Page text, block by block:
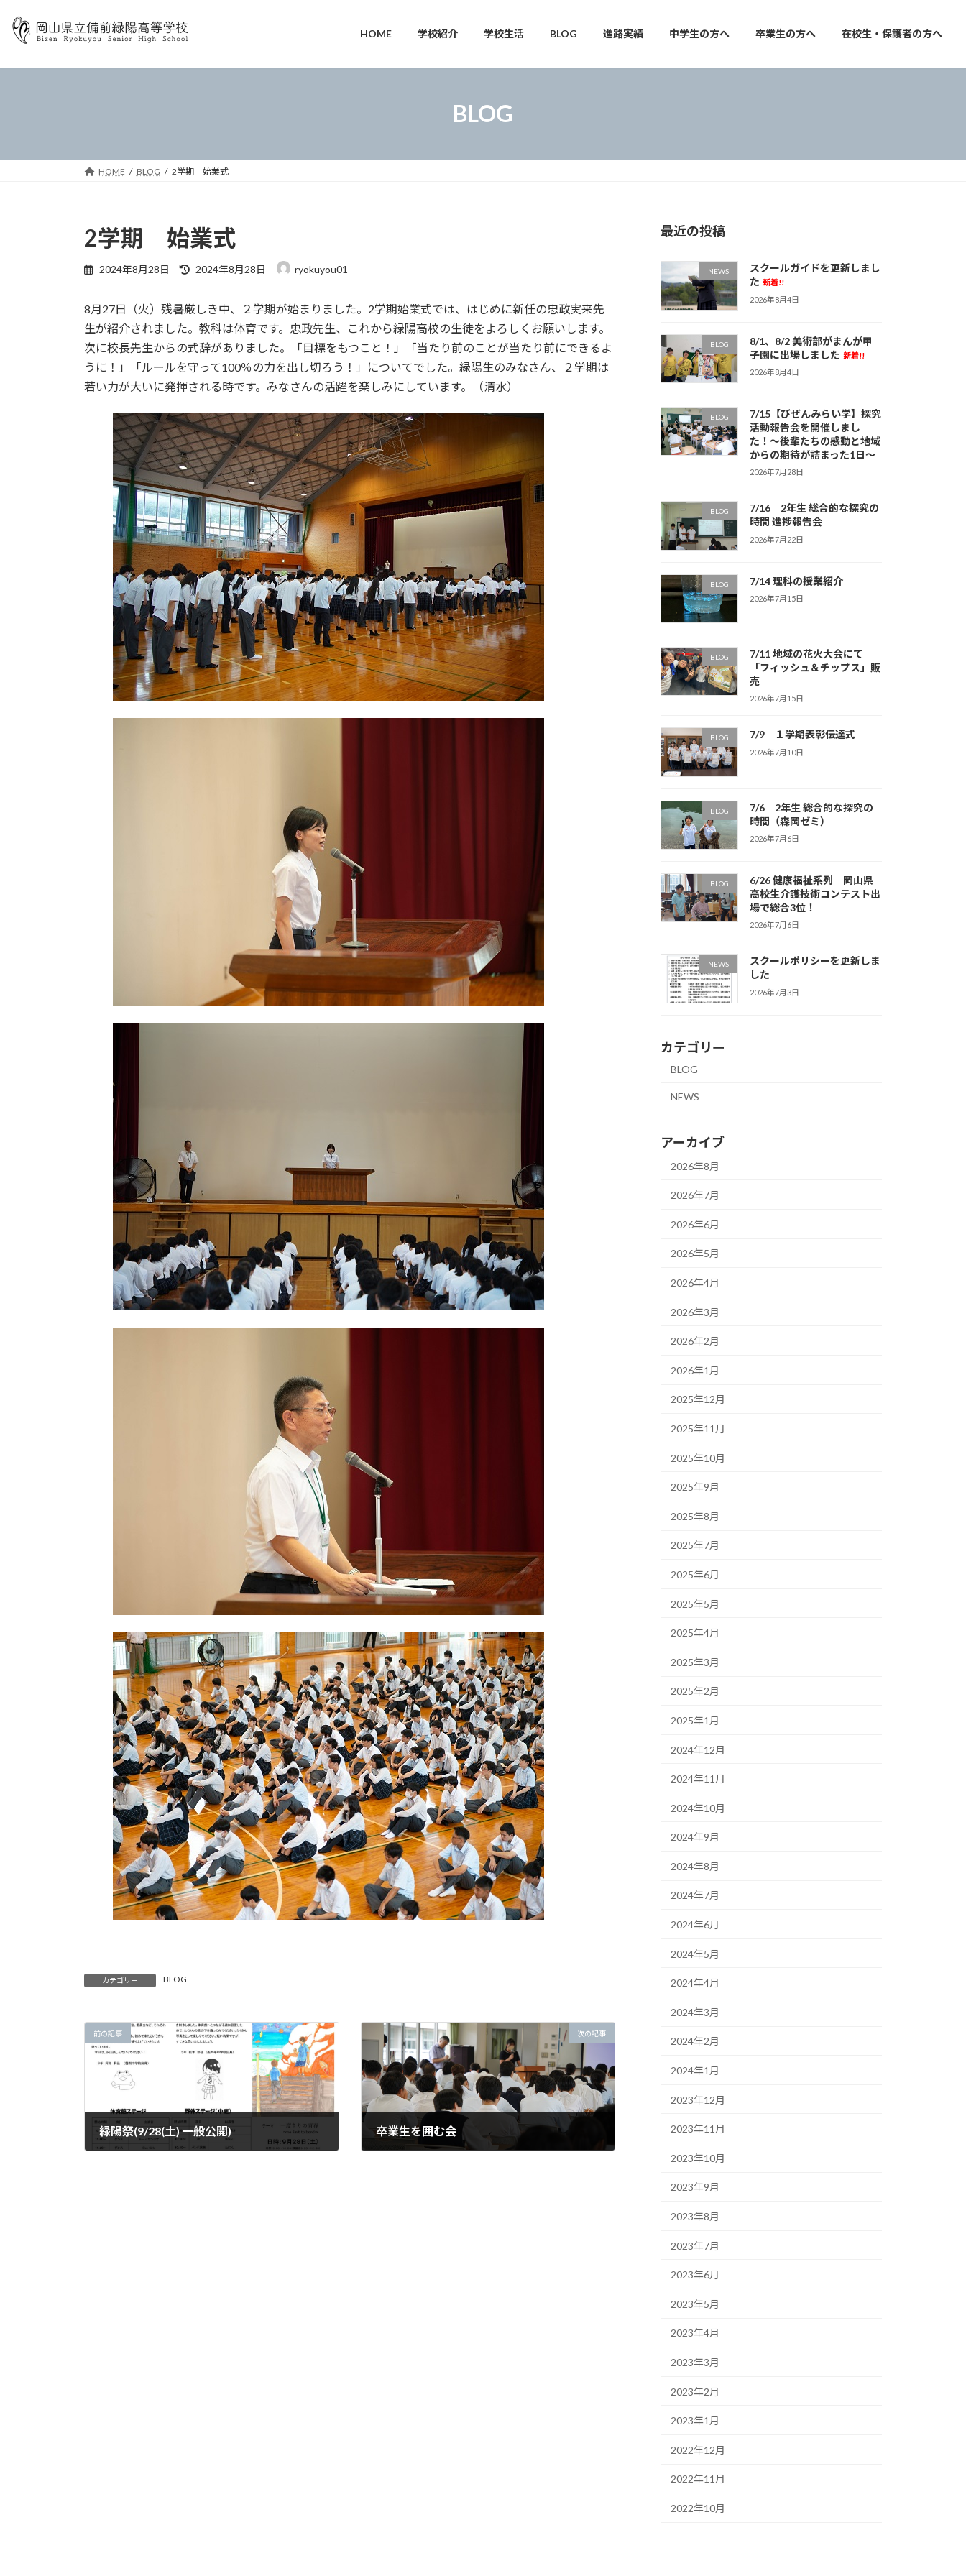
プ
動
HOME 学校紹介 学校生活 BLOG 進路実績 中学生の方へ 卒業生の方へ 在校生・保護者の方へ
BLOG
HOME BLOG 2学期 始業式
2学期 始業式
2024年8月28日
最
新
日
:
2024年8月28日 ryokuyou01
8月27日（火）残暑厳しき中、２学期が始まりました。2学期始業式では、はじめに新任の忠政実来先
生が紹介されました。教科は体育です。忠政先生、これから緑陽高校の生徒をよろしくお願いします。
次に校長先生からの式辞がありました。「目標をもつこと！」「当たり前のことが当たり前にできるよ
うに！」「ルールを守って100％の力を出し切ろう！」についてでした。緑陽生のみなさん、２学期は
若い力が大いに発揮される時です。みなさんの活躍を楽しみにしています。（清水）
カテゴリー BLOG
前の記事
緑陽祭(9/28(土) 一般公開)
次の記事
卒業生を囲む会
最近の投稿
NEWS
スクールガイドを更新しまし
た 新着!!
2026年8月4日
BLOG
8/1、8/2 美術部がまんが甲
子園に出場しました 新着!!
2026年8月4日
BLOG
7/15【びぜんみらい学】探究
活動報告会を開催しまし
た！〜後輩たちの感動と地域
からの期待が詰まった1日〜
2026年7月28日
BLOG
7/16 2年生 総合的な探究の
時間 進捗報告会
2026年7月22日
BLOG 7/14 理科の授業紹介
2026年7月15日
BLOG
7/11 地域の花火大会にて
「フィッシュ＆チップス」販
売
2026年7月15日
BLOG 7/9 １学期表彰伝達式
2026年7月10日
BLOG
7/6 2年生 総合的な探究の
時間（森岡ゼミ）
2026年7月6日
BLOG
6/26 健康福祉系列 岡山県
高校生介護技術コンテスト出
場で総合3位！
2026年7月6日
NEWS
スクールポリシーを更新しま
した
2026年7月3日
カテゴリー
BLOG
NEWS
アーカイブ
2026年8月
2026年7月
2026年6月
2026年5月
2026年4月
2026年3月
2026年2月
2026年1月
2025年12月
2025年11月
2025年10月
2025年9月
2025年8月
2025年7月
2025年6月
2025年5月
2025年4月
2025年3月
2025年2月
2025年1月
2024年12月
2024年11月
2024年10月
2024年9月
2024年8月
2024年7月
2024年6月
2024年5月
2024年4月
2024年3月
2024年2月
2024年1月
2023年12月
2023年11月
2023年10月
2023年9月
2023年8月
2023年7月
2023年6月
2023年5月
2023年4月
2023年3月
2023年2月
2023年1月
2022年12月
2022年11月
2022年10月